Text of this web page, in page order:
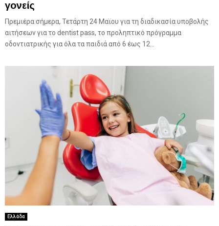
γονείς
Πρεμιέρα σήμερα, Τετάρτη 24 Μαϊου για τη διαδικασία υποβολής
αιτήσεων για το dentist pass, το προληπτικό πρόγραμμα
οδοντιατρικής για όλα τα παιδιά από 6 έως 12...
Ελλάδα